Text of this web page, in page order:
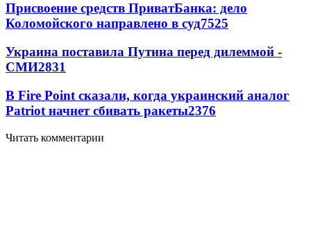
Присвоение средств ПриватБанка: дело
Коломойского направлено в суд7525
Украина поставила Путина перед дилеммой -
СМИ2831
В Fire Point сказали, когда украинский аналог
Patriot начнет сбивать ракеты2376
Читать комментарии